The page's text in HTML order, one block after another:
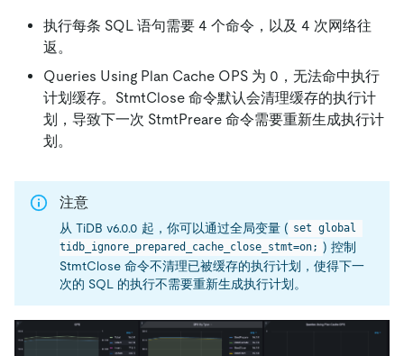
执行每条 SQL 语句需要 4 个命令，以及 4 次网络往
返。
Queries Using Plan Cache OPS 为 0，无法命中执行
计划缓存。StmtClose 命令默认会清理缓存的执行计
划，导致下一次 StmtPreare 命令需要重新生成执行计
划。
注意
从 TiDB v6.0.0 起，你可以通过全局变量 ( set global
tidb_ignore_prepared_cache_close_stmt=on; ) 控制
StmtClose 命令不清理已被缓存的执行计划，使得下一
次的 SQL 的执行不需要重新生成执行计划。